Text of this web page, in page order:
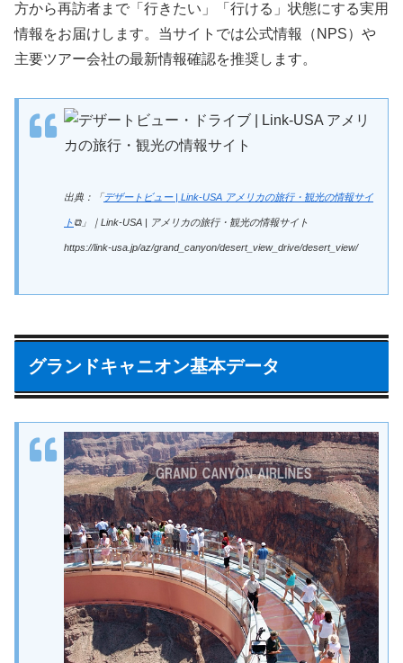
方から再訪者まで「行きたい」「行ける」状態にする実用
情報をお届けします。当サイトでは公式情報（NPS）や
主要ツアー会社の最新情報確認を推奨します。
出典：「デザートビュー | Link-USA アメリカの旅行・観光の情報サイ
ト ⧉」｜Link-USA | アメリカの旅行・観光の情報サイト
https://link-usa.jp/az/grand_canyon/desert_view_drive/desert_view/
グランドキャニオン基本データ